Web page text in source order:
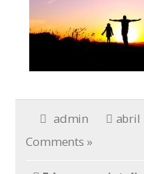
admin abril
Comments »